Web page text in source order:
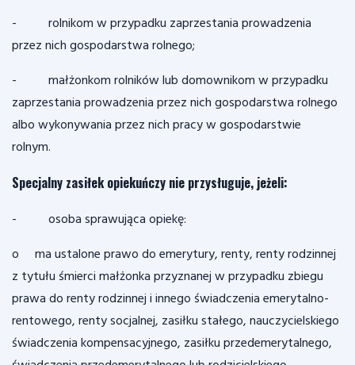
- rolnikom w przypadku zaprzestania prowadzenia
przez nich gospodarstwa rolnego;
- małżonkom rolników lub domownikom w przypadku
zaprzestania prowadzenia przez nich gospodarstwa rolnego
albo wykonywania przez nich pracy w gospodarstwie
rolnym.
Specjalny zasiłek opiekuńczy nie przysługuje, jeżeli:
- osoba sprawująca opiekę:
o ma ustalone prawo do emerytury, renty, renty rodzinnej
z tytułu śmierci małżonka przyznanej w przypadku zbiegu
prawa do renty rodzinnej i innego świadczenia emerytalno-
rentowego, renty socjalnej, zasiłku stałego, nauczycielskiego
świadczenia kompensacyjnego, zasiłku przedemerytalnego,